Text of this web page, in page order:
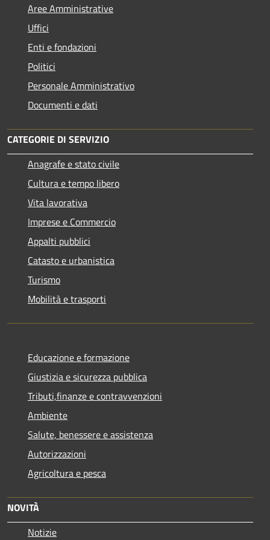
Aree Amministrative
Uffici
Enti e fondazioni
Politici
Personale Amministrativo
Documenti e dati
CATEGORIE DI SERVIZIO
Anagrafe e stato civile
Cultura e tempo libero
Vita lavorativa
Imprese e Commercio
Appalti pubblici
Catasto e urbanistica
Turismo
Mobilità e trasporti
Educazione e formazione
Giustizia e sicurezza pubblica
Tributi,finanze e contravvenzioni
Ambiente
Salute, benessere e assistenza
Autorizzazioni
Agricoltura e pesca
NOVITÀ
Notizie